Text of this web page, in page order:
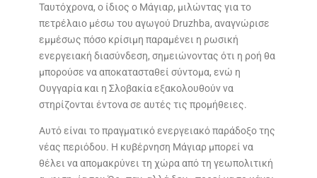
Ταυτόχρονα, ο ίδιος ο Μάγιαρ, μιλώντας για το
πετρέλαιο μέσω του αγωγού Druzhba, αναγνώρισε
εμμέσως πόσο κρίσιμη παραμένει η ρωσική
ενεργειακή διασύνδεση, σημειώνοντας ότι η ροή θα
μπορούσε να αποκατασταθεί σύντομα, ενώ η
Ουγγαρία και η Σλοβακία εξακολουθούν να
στηρίζονται έντονα σε αυτές τις προμήθειες.
Αυτό είναι το πραγματικό ενεργειακό παράδοξο της
νέας περιόδου. Η κυβέρνηση Μάγιαρ μπορεί να
θέλει να απομακρύνει τη χώρα από τη γεωπολιτική